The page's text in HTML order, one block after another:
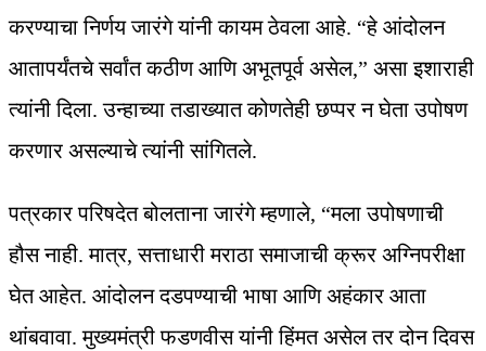
करण्याचा निर्णय जारंगे यांनी कायम ठेवला आहे. “हे आंदोलन
आतापर्यंतचे सर्वांत कठीण आणि अभूतपूर्व असेल,” असा इशाराही
त्यांनी दिला. उन्हाच्या तडाख्यात कोणतेही छप्पर न घेता उपोषण
करणार असल्याचे त्यांनी सांगितले.
पत्रकार परिषदेत बोलताना जारंगे म्हणाले, “मला उपोषणाची
हौस नाही. मात्र, सत्ताधारी मराठा समाजाची क्रूर अग्निपरीक्षा
घेत आहेत. आंदोलन दडपण्याची भाषा आणि अहंकार आता
थांबवावा. मुख्यमंत्री फडणवीस यांनी हिंमत असेल तर दोन दिवस